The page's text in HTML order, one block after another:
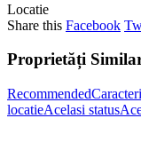
Locatie
Share this Facebook
Proprietăți
Recommended
locatieAcelasi status